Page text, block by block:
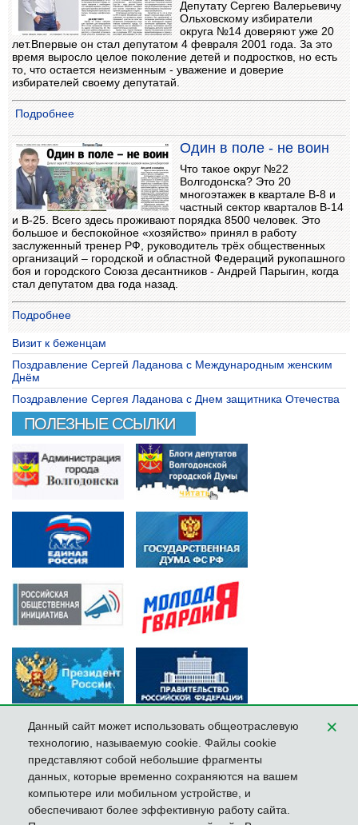
Депутату Сергею Валерьевичу
Ольховскому избиратели
округа №14 доверяют уже 20
лет.Впервые он стал депутатом 4 февраля 2001 года. За это
время выросло целое поколение детей и подростков, но есть
то, что остается неизменным - уважение и доверие
избирателей своему депутатай.
Подробнее
Один в поле - не воин
Что такое округ №22
Волгодонска? Это 20
многоэтажек в квартале В-8 и
частный сектор кварталов В-14
и В-25. Всего здесь проживают порядка 8500 человек. Это
большое и беспокойное «хозяйство» принял в работу
заслуженный тренер РФ, руководитель трёх общественных
организаций – городской и областной Федераций рукопашного
боя и городского Союза десантников - Андрей Парыгин, когда
стал депутатом два года назад.
Подробнее
Визит к беженцам
Поздравление Сергей Ладанова с Международным женским
Днём
Поздравление Сергея Ладанова с Днем защитника Отечества
ПОЛЕЗНЫЕ ССЫЛКИ
Данный сайт может использовать общеотраслевую
технологию, называемую cookie. Файлы cookie
представляют собой небольшие фрагменты
данных, которые временно сохраняются на вашем
компьютере или мобильном устройстве, и
обеспечивают более эффективную работу сайта.
×